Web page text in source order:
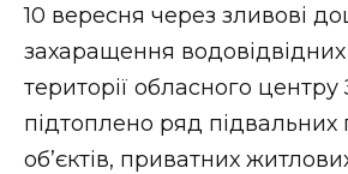
Втрачений Ужгород
ЗАКАРПАТСЬКІ НОВИНИ
10 вересня через зливові
захаращення
території обласного центру
підтоплено ряд
об’єктів, приватних